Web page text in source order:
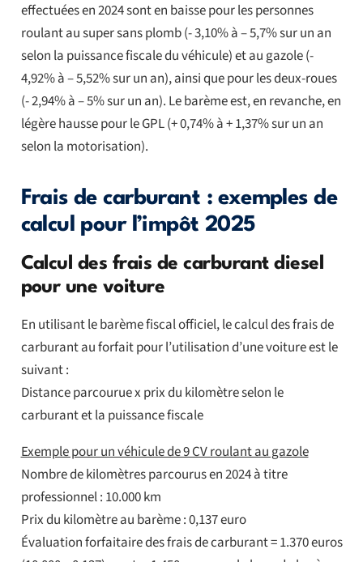
effectuées en 2024 sont en baisse pour les personnes
roulant au super sans plomb (- 3,10% à – 5,7% sur un an
selon la puissance fiscale du véhicule) et au gazole (-
4,92% à – 5,52% sur un an), ainsi que pour les deux-roues
(- 2,94% à – 5% sur un an). Le barème est, en revanche, en
légère hausse pour le GPL (+ 0,74% à + 1,37% sur un an
selon la motorisation).
Frais de carburant : exemples de
calcul pour l’impôt 2025
Calcul des frais de carburant diesel
pour une voiture
En utilisant le barème fiscal officiel, le calcul des frais de
carburant au forfait pour l’utilisation d’une voiture est le
suivant :
Distance parcourue x prix du kilomètre selon le
carburant et la puissance fiscale
Exemple pour un véhicule de 9 CV roulant au gazole
Nombre de kilomètres parcourus en 2024 à titre
professionnel : 10.000 km
Prix du kilomètre au barème : 0,137 euro
Évaluation forfaitaire des frais de carburant = 1.370 euros